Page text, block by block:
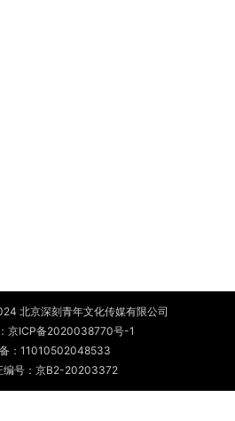
北京深刻青年文化传媒有限公司
京ICP备2020038770号-1
： 11010502048533
编号：京B2-20203372